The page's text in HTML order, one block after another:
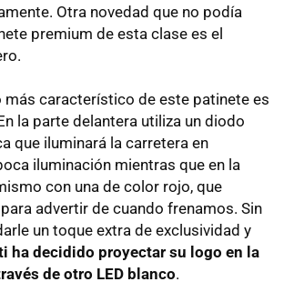
Otra novedad que no podía
premium de esta clase es el
más característico de este patinete es
la parte delantera utiliza un diodo
que iluminará la carretera en
iluminación mientras que en la
con una de color rojo, que
advertir de cuando frenamos. Sin
un toque extra de exclusividad y
ha decidido proyectar su logo en la
de otro LED blanco.